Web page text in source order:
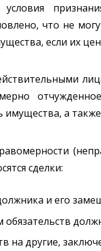
что не
если их
а
сделки:
и его
обязательств
на другие,